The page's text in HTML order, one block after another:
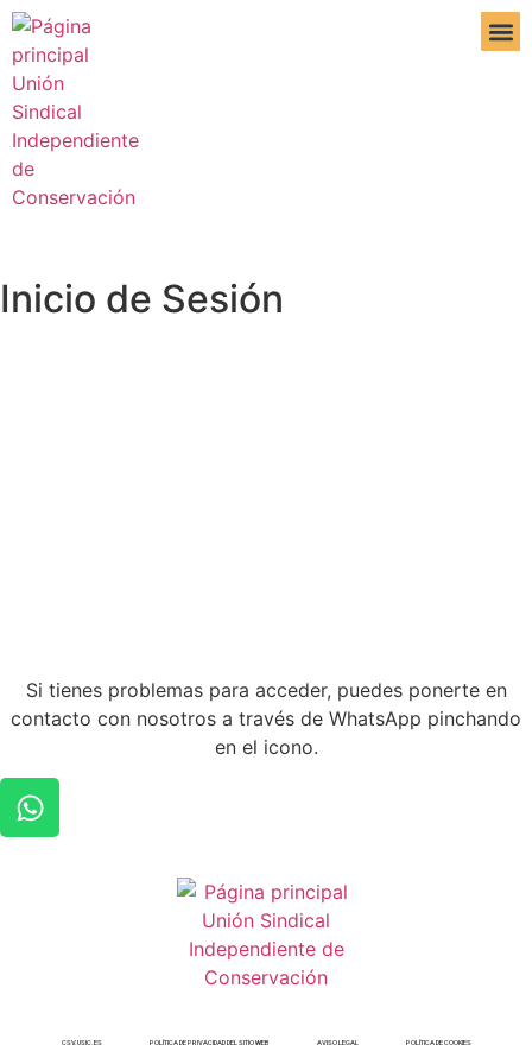
Inicio de Sesión
Si tienes problemas para acceder, puedes ponerte en
contacto con nosotros a través de WhatsApp pinchando
en el icono.
CSV.USIC.ES POLÍTICA DE PRIVACIDAD DEL SITIO WEB AVISO LEGAL POLÍTICA DE COOKIES